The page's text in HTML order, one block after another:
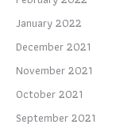
January 2022
December 2021
November 2021
October 2021
September 2021